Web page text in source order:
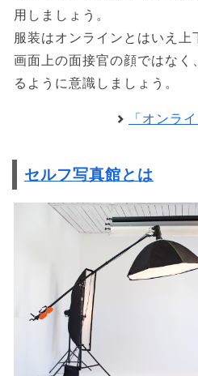
用しましょう。
服装はオンラインとはいえ上
画面上の面接官の顔ではなく
るように意識しましょう。
「オンラ
セルフ写真館とは